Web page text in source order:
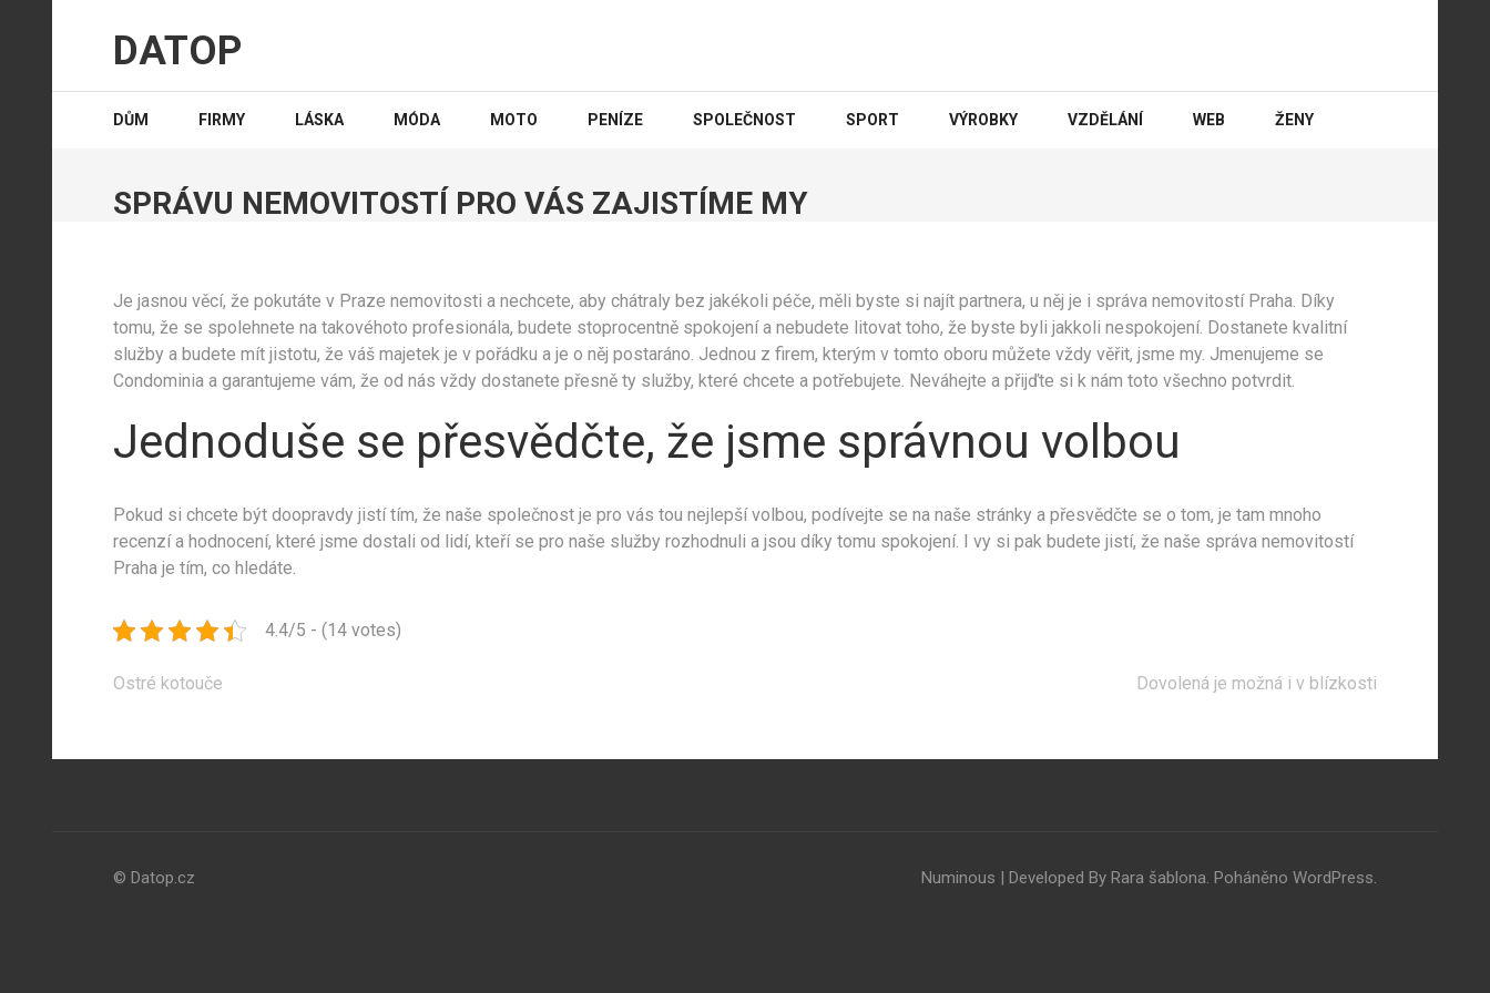
(stiskněte
DATOP
DŮM FIRMY LÁSKA MÓDA MOTO PENÍZE SPOLEČNOST SPORT VÝROBKY VZDĚLÁNÍ WEB ŽENY
SPRÁVU NEMOVITOSTÍ PRO VÁS ZAJISTÍME MY
Je jasnou věcí, že pokutáte v Praze nemovitosti a nechcete, aby chátraly bez jakékoli péče, měli byste si najít partnera, u něj je i správa nemovitostí Praha. Díky
tomu, že se spolehnete na takovéhoto profesionála, budete stoprocentně spokojení a nebudete litovat toho, že byste byli jakkoli nespokojení. Dostanete kvalitní
služby a budete mít jistotu, že váš majetek je v pořádku a je o něj postaráno. Jednou z firem, kterým v tomto oboru můžete vždy věřit, jsme my. Jmenujeme se
Condominia a garantujeme vám, že od nás vždy dostanete přesně ty služby, které chcete a potřebujete. Neváhejte a přijďte si k nám toto všechno potvrdit.
Jednoduše se přesvědčte, že jsme správnou volbou
Pokud si chcete být doopravdy jistí tím, že naše společnost je pro vás tou nejlepší volbou, podívejte se na naše stránky a přesvědčte se o tom, je tam mnoho
recenzí a hodnocení, které jsme dostali od lidí, kteří se pro naše služby rozhodnuli a jsou díky tomu spokojení. I vy si pak budete jistí, že naše správa nemovitostí
Praha je tím, co hledáte.
4.4/5 - (14 votes)
Navigace
Ostré kotouče Dovolená je možná i v blízkosti
© Datop.cz Numinous | Developed By Rara šablona. Poháněno WordPress.